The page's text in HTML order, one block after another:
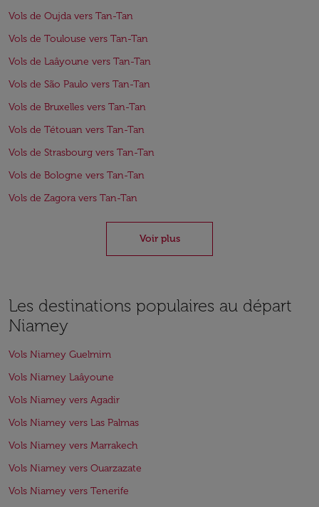
Vols de Oujda vers Tan-Tan
Vols de Toulouse vers Tan-Tan
Vols de Laâyoune vers Tan-Tan
Vols de São Paulo vers Tan-Tan
Vols de Bruxelles vers Tan-Tan
Vols de Tétouan vers Tan-Tan
Vols de Strasbourg vers Tan-Tan
Vols de Bologne vers Tan-Tan
Vols de Zagora vers Tan-Tan
Voir plus
Les destinations populaires au départ
Niamey
Vols Niamey Guelmim
Vols Niamey Laâyoune
Vols Niamey vers Agadir
Vols Niamey vers Las Palmas
Vols Niamey vers Marrakech
Vols Niamey vers Ouarzazate
Vols Niamey vers Tenerife